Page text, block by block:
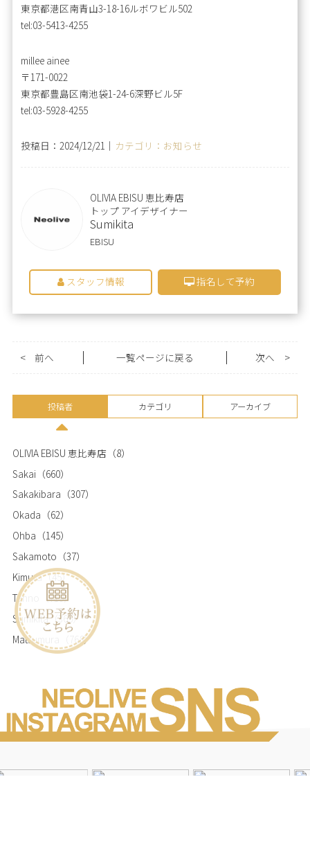
東京都港区南青山3-18-16ルボワビル502
tel:03-5413-4255
millee ainee
〒171-0022
東京都豊島区南池袋1-24-6深野ビル5F
tel:03-5928-4255
投稿日：2024/12/21｜ カテゴリ：お知らせ
OLIVIA EBISU 恵比寿店
トップ アイデザイナー
Sumikita
EBISU
スタッフ情報 指名して予約
< 前へ 一覧ページに戻る >
次へ
投稿者 カテゴリ アーカイブ
OLIVIA EBISU 恵比寿店 （8）
Sakai （660）
Sakakibara （307）
Okada （62）
Ohba （145）
Sakamoto （37）
Kimura（45）
Tanno
（719）
Sumikita（365）
Matsumura
（768）